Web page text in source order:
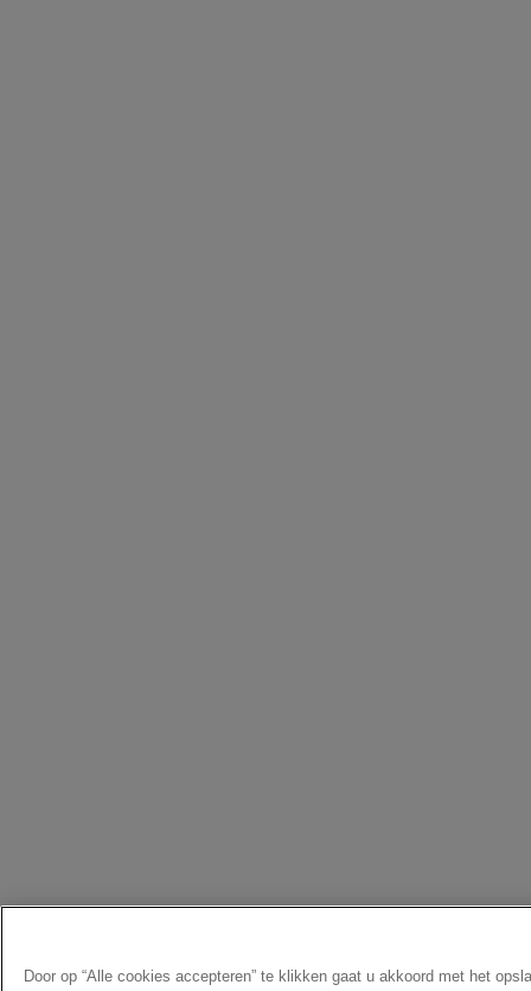
Door op “Alle cookies accepteren” te klikken gaat u akkoord met het